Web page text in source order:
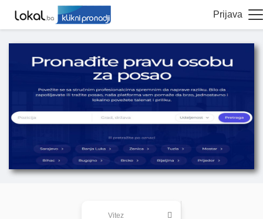
Prijava